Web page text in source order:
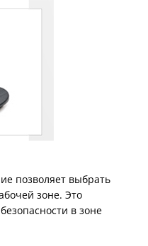
позволяет выбрать
зоне. Это
в зоне